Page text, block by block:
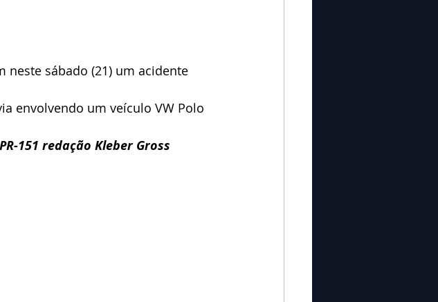
sábado (21) um acidente
envolvendo um veículo VW Polo
151 redação Kleber Gross